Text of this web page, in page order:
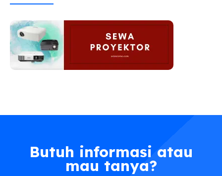
Butuh informasi atau
mau tanya?